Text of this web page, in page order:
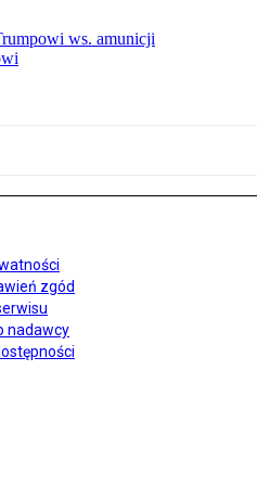
ws. amunicji
zgód
nadawcy